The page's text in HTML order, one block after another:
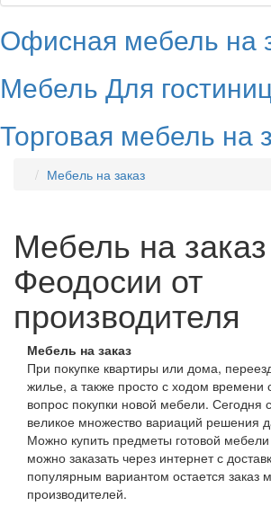
Офисная мебель на
Мебель Для
Торговая мебель на
Мебель на заказ
Мебель на
Феодосии от
производителя
Мебель на заказ
При покупке квартиры или дома,
жилье, а также просто с ходом времени
вопрос покупки новой мебели. Сегодня
великое множество вариаций решения
Можно купить предметы готовой
можно заказать через интернет с
популярным вариантом остается заказ
производителей.